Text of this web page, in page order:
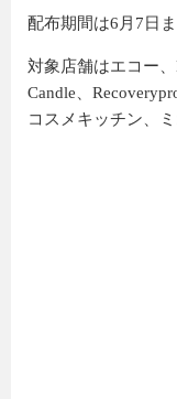
配布期間は6月7日ま
対象店舗はエコー
Candle、
コスメキッチン、